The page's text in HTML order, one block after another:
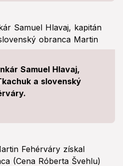
Samuel Hlavaj,
a slovenský